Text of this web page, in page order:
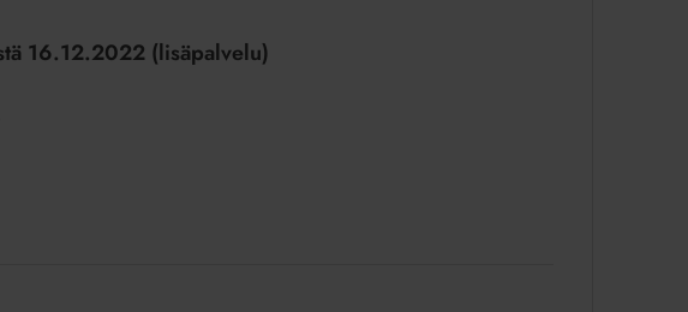
16.12.2022 (lisäpalvelu)